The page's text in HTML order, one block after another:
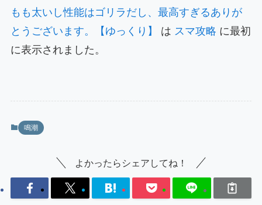
もも太いし性能はゴリラだし、最高すぎるありが
とうございます。【ゆっくり】
は スマ攻略 に最初
に表示されました。
鳴潮
よかったらシェアしてね！